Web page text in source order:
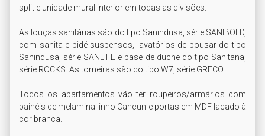
split e unidade mural interior em todas as divisões.
As louças sanitárias são do tipo Sanindusa, série SANIBOLD,
com sanita e bidé suspensos, lavatórios de pousar do tipo
Sanindusa, série SANLIFE e base de duche do tipo Sanitana,
série ROCKS. As torneiras são do tipo W7, série GRECO.
Todos os apartamentos vão ter roupeiros/armários com
painéis de melamina linho Cancun e portas em MDF lacado à
cor branca.